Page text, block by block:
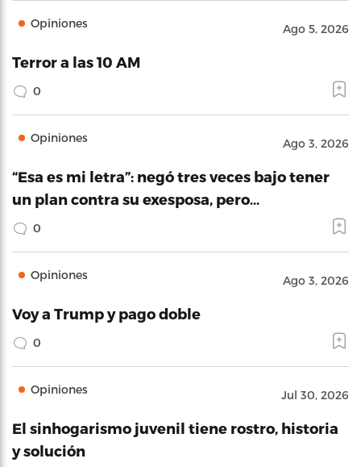
Opiniones Ago 5, 2026
Terror a las 10 AM
0
Opiniones Ago 3, 2026
“Esa es mi letra”: negó tres veces bajo tener
un plan contra su exesposa, pero…
0
Opiniones Ago 3, 2026
Voy a Trump y pago doble
0
Opiniones Jul 30, 2026
El sinhogarismo juvenil tiene rostro, historia
y solución